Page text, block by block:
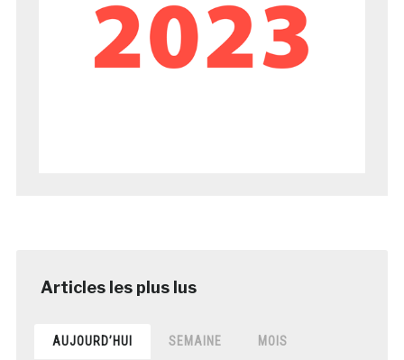
AUJOURD’HUI SEMAINE MOIS